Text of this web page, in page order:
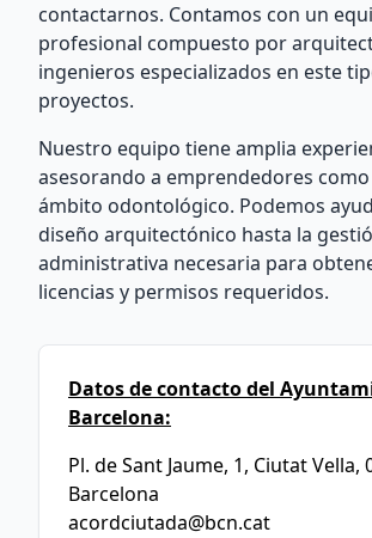
contactarnos. Contamos con un
profesional compuesto por
ingenieros especializados en este
proyectos.
Nuestro equipo tiene amplia
asesorando a emprendedores
ámbito odontológico. Podemos
diseño arquitectónico hasta la
administrativa necesaria para
licencias y permisos requeridos.
Datos de contacto del
Barcelona:
Pl. de Sant Jaume, 1, Ciutat Vella,
Barcelona
acordciutada@bcn.cat